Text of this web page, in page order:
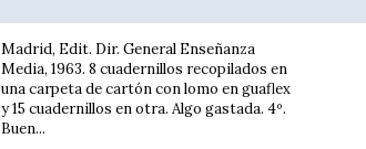
Madrid, Edit. Dir. General Enseñanza
Media, 1963. 8 cuadernillos recopilados en
una carpeta de cartón con lomo en guaflex
y 15 cuadernillos en otra. Algo gastada. 4º.
Buen...